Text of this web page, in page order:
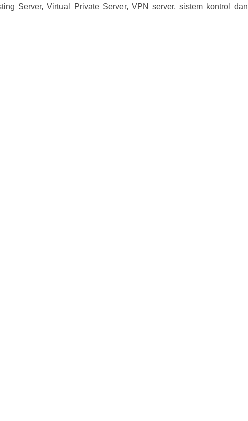
Server, Virtual Private Server, VPN server, sistem kontrol dan